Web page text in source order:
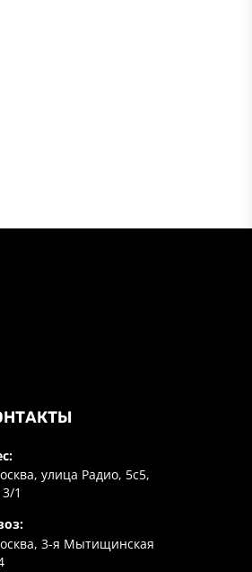
улица Радио, 5с5,
1
3-я Мытищинская